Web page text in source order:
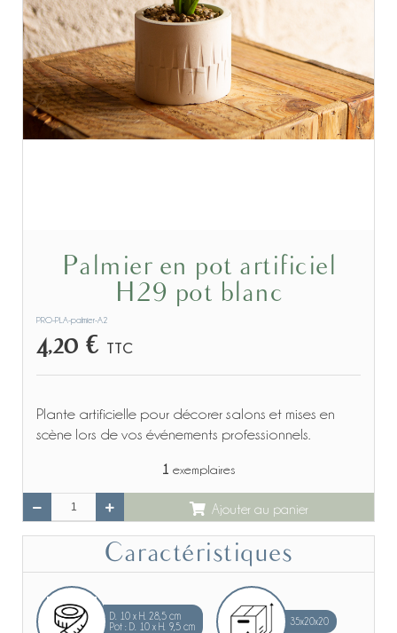
Palmier en pot artificiel
H29 pot blanc
PRO-PLA-palmier-A2
4,20 € TTC
Plante artificielle pour décorer salons et mises en
scène lors de vos événements professionnels.
1 exemplaires
Ajouter au panier
Caractéristiques
D. 10 x H. 28,5 cm
Pot : D. 10 x H. 9,5 cm
35x20x20